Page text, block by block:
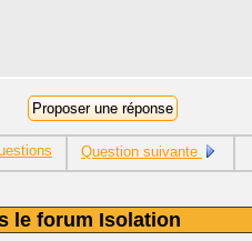
Question suivante
le forum Isolation